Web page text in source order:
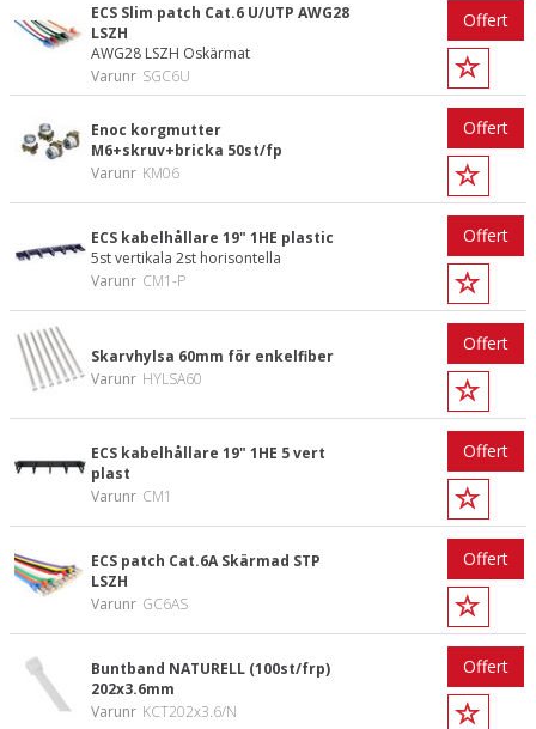
ECS Slim patch Cat.6 U/UTP AWG28
LSZH
AWG28 LSZH Oskärmat
Varunr SGC6U
Offert
Enoc korgmutter
M6+skruv+bricka 50st/fp
Varunr KM06
Offert
ECS kabelhållare 19" 1HE plastic
5st vertikala 2st horisontella
Varunr CM1-P
Offert
Skarvhylsa 60mm för enkelfiber
Varunr HYLSA60
Offert
ECS kabelhållare 19" 1HE 5 vert
plast
Varunr CM1
Offert
ECS patch Cat.6A Skärmad STP
LSZH
Varunr GC6AS
Offert
Buntband NATURELL (100st/frp)
202x3.6mm
Varunr KCT202x3.6/N
Offert